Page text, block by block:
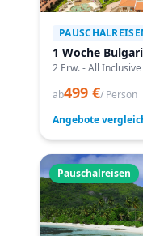
1 Woche
2 Erw. - All
ab499 €/ Person
Angebote
Pauschalreisen